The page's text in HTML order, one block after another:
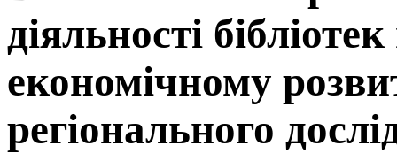
діяльності
економічному
регіонального